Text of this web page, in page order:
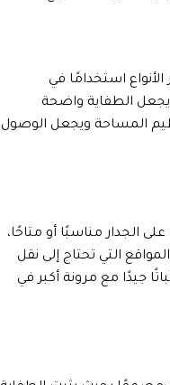
استخدامًا في
يجعل الطفاية واضحة
المساحة ويجعل الوصول
الجدار مناسبًا أو متاحًا،
التي تحتاج إلى نقل
جيدًا مع مرونة أكبر في